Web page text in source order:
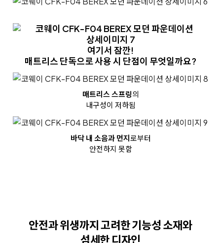
여기서 잠깐!
매트리스 단독으로 사용 시 단점이 무엇일까요?
매트리스 스프링의
내구성이 저하됨
바닥 내 소음과 먼지로부터
안전하지 못함
안전과 위생까지 고려한기능성 소재와
섬세한 디자인